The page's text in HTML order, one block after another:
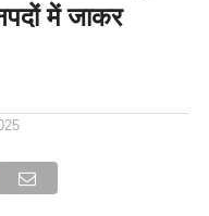
में जाकर